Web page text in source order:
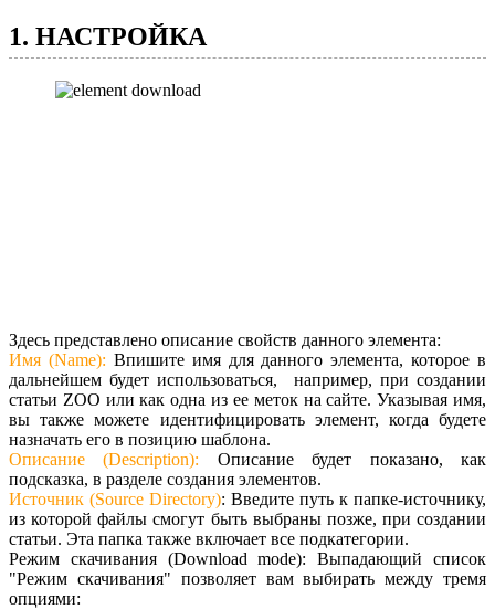
1. НАСТРОЙКА
Здесь представлено описание свойств данного элемента:
Имя (Name): Впишите имя для данного элемента, которое в
дальнейшем будет использоваться, например, при создании
статьи ZOO или как одна из ее меток на сайте. Указывая имя,
вы также можете идентифицировать элемент, когда будете
назначать его в позицию шаблона.
Описание (Description): Описание будет показано, как
подсказка, в разделе создания элементов.
Источник (Source Directory): Введите путь к папке-источнику,
из которой файлы смогут быть выбраны позже, при создании
статьи. Эта папка также включает все подкатегории.
Режим скачивания (Download mode): Выпадающий список
"Режим скачивания" позволяет вам выбирать между тремя
опциями: